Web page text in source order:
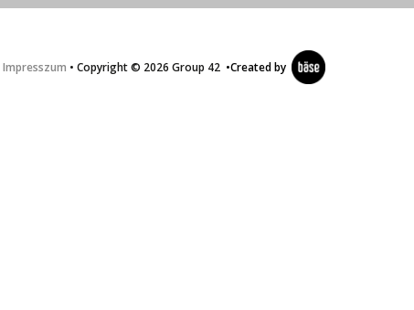
Impresszum • Copyright © 2026 Group 42 •Created by